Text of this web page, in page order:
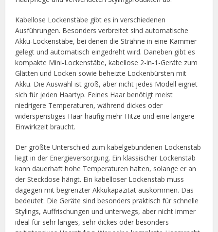
Kabellose Lockenstäbe gibt es in verschiedenen
Ausführungen. Besonders verbreitet sind automatische
Akku-Lockenstäbe, bei denen die Strähne in eine Kammer
gelegt und automatisch eingedreht wird. Daneben gibt es
kompakte Mini-Lockenstäbe, kabellose 2-in-1-Geräte zum
Glätten und Locken sowie beheizte Lockenbürsten mit
Akku. Die Auswahl ist groß, aber nicht jedes Modell eignet
sich für jeden Haartyp. Feines Haar benötigt meist
niedrigere Temperaturen, während dickes oder
widerspenstiges Haar häufig mehr Hitze und eine längere
Einwirkzeit braucht.
Der größte Unterschied zum kabelgebundenen Lockenstab
liegt in der Energieversorgung. Ein klassischer Lockenstab
kann dauerhaft hohe Temperaturen halten, solange er an
der Steckdose hängt. Ein kabelloser Lockenstab muss
dagegen mit begrenzter Akkukapazität auskommen. Das
bedeutet: Die Geräte sind besonders praktisch für schnelle
Stylings, Auffrischungen und unterwegs, aber nicht immer
ideal für sehr langes, sehr dickes oder besonders